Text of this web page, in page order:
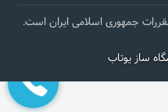
جمهوری اسلامی ایران است.
ساز یوتاب